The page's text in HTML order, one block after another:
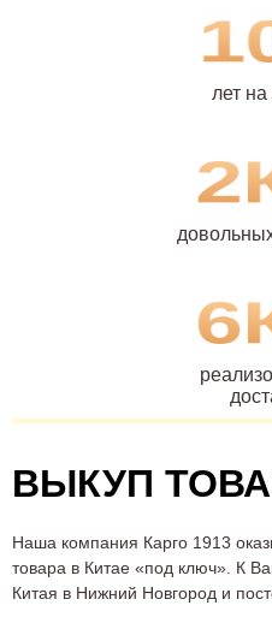
лет
ВЫКУП
Наша компания Карго 1913
товара в Китае «под ключ». К
Китая в Нижний Новгород и
Ставрополь
Сызрань
Таганрог
Тверь